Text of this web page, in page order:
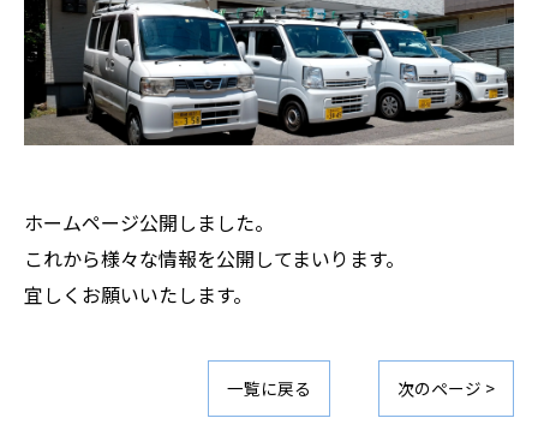
ホームページ公開しました。
これから様々な情報を公開してまいります。
宜しくお願いいたします。
一覧に戻る 次のページ >